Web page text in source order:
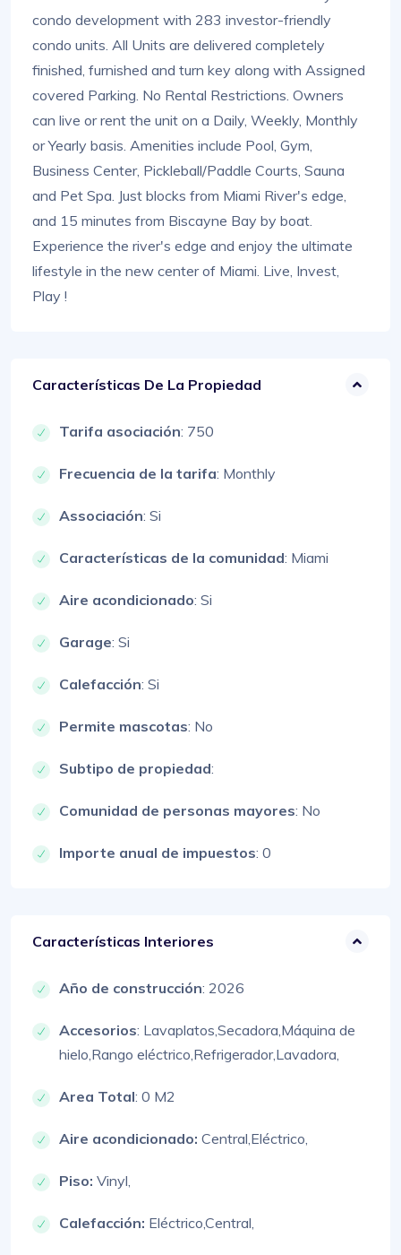
condo development with 283 investor-friendly
condo units. All Units are delivered completely
finished, furnished and turn key along with Assigned
covered Parking. No Rental Restrictions. Owners
can live or rent the unit on a Daily, Weekly, Monthly
or Yearly basis. Amenities include Pool, Gym,
Business Center, Pickleball/Paddle Courts, Sauna
and Pet Spa. Just blocks from Miami River's edge,
and 15 minutes from Biscayne Bay by boat.
Experience the river's edge and enjoy the ultimate
lifestyle in the new center of Miami. Live, Invest,
Play !
Características De La Propiedad
Tarifa asociación: 750
Frecuencia de la tarifa: Monthly
Associación: Si
Características de la comunidad: Miami
Aire acondicionado: Si
Garage: Si
Calefacción: Si
Permite mascotas: No
Subtipo de propiedad:
Comunidad de personas mayores: No
Importe anual de impuestos: 0
Características Interiores
Año de construcción: 2026
Accesorios: Lavaplatos,Secadora,Máquina de
hielo,Rango eléctrico,Refrigerador,Lavadora,
Area Total: 0 M2
Aire acondicionado: Central,Eléctrico,
Piso: Vinyl,
Calefacción: Eléctrico,Central,